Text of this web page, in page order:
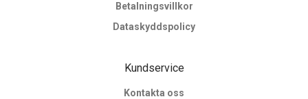
Betalningsvillkor
Dataskyddspolicy
Kundservice
Kontakta oss